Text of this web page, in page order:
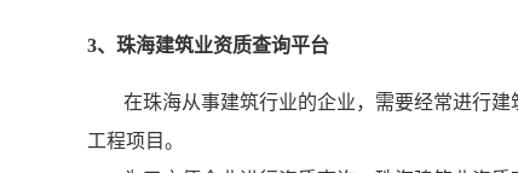
3、珠海建筑业资质查询平台
在珠海从事建筑行业的企业，需要经常进行
工程项目。